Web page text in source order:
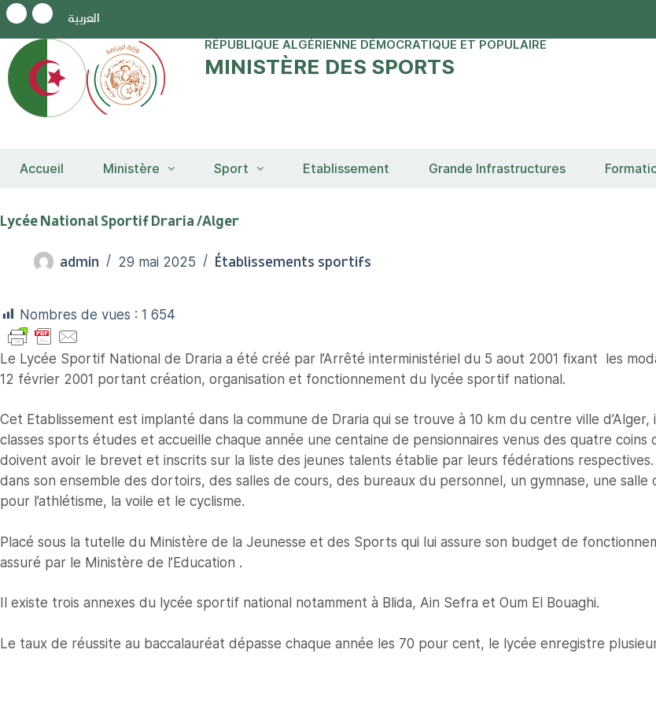
العربية
RÉPUBLIQUE ALGÉRIENNE DÉMOCRATIQUE ET POPULAIRE
MINISTÈRE DES SPORTS
Accueil Ministère Sport Etablissement Grande Infrastructures
Lycée National Sportif Draria /Alger
admin 29 mai 2025 Établissements sportifs
Nombres de vues : 1 654
Le Lycée Sportif National de Draria a été créé par l’Arrêté interministériel du 5 aout 2001 fixant les
12 février 2001 portant création, organisation et fonctionnement du lycée sportif national.
Cet Etablissement est implanté dans la commune de Draria qui se trouve à 10 km du centre ville
classes sports études et accueille chaque année une centaine de pensionnaires venus des quatre
doivent avoir le brevet et inscrits sur la liste des jeunes talents établie par leurs fédérations
dans son ensemble des dortoirs, des salles de cours, des bureaux du personnel, un gymnase, une
pour l’athlétisme, la voile et le cyclisme.
Placé sous la tutelle du Ministère de la Jeunesse et des Sports qui lui assure son budget de
assuré par le Ministère de l’Education .
Il existe trois annexes du lycée sportif national notamment à Blida, Ain Sefra et Oum El Bouaghi.
Le taux de réussite au baccalauréat dépasse chaque année les 70 pour cent, le lycée enregistre